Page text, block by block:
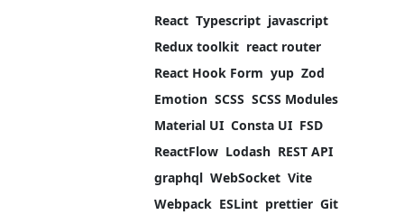
React Typescript javascript
Redux toolkit react router
React Hook Form yup Zod
Emotion SCSS SCSS Modules
Material UI Consta UI FSD
ReactFlow Lodash REST API
graphql WebSocket Vite
Webpack ESLint prettier Git